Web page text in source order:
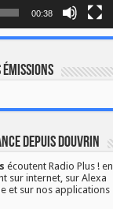
00:38
depuis Douvrin
écoutent Radio Plus ! en
sur internet, sur Alexa
et sur nos applications